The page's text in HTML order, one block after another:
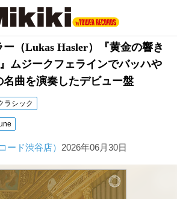
（Lukas Hasler）『黄金の響き
ムジークフェラインでバッハや
名曲を演奏したデビュー盤
ラシック
ード渋谷店） 2026年06月30日